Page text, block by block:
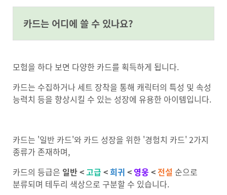
카드는 어디에 쓸 수 있나요?
모험을 하다 보면 다양한 카드를 획득하게 됩니다.
카드는 수집하거나 세트 장착을 통해 캐릭터의 특성 및 속성
능력치 등을 향상시킬 수 있는 성장에 유용한 아이템입니다.
카드는 '일반 카드'와 카드 성장을 위한 '경험치 카드' 2가지
종류가 존재하며,
카드의 등급은 일반 <고급 <희귀 < 영웅 <전설 순으로
분류되며 테두리 색상으로 구분할 수 있습니다.